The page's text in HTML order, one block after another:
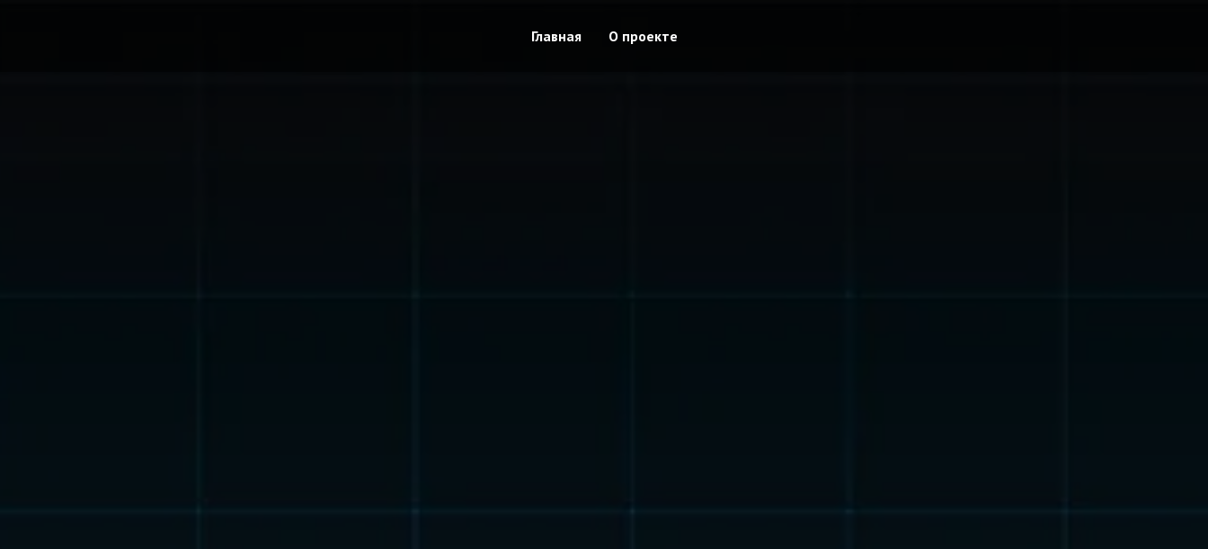
Главная О проекте